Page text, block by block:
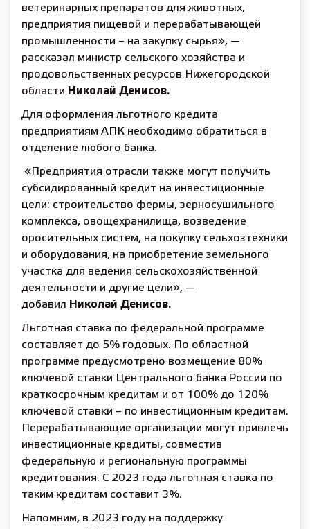
ветеринарных препаратов для животных,
предприятия пищевой и перерабатывающей
промышленности – на закупку сырья», —
рассказал министр сельского хозяйства и
продовольственных ресурсов Нижегородской
области Николай Денисов.
Для оформления льготного кредита
предприятиям АПК необходимо обратиться в
отделение любого банка.
«Предприятия отрасли также могут получить
субсидированный кредит на инвестиционные
цели: строительство фермы, зерносушильного
комплекса, овощехранилища, возведение
оросительных систем, на покупку сельхозтехники
и оборудования, на приобретение земельного
участка для ведения сельскохозяйственной
деятельности и другие цели», —
добавил Николай Денисов.
Льготная ставка по федеральной программе
составляет до 5% годовых. По областной
программе предусмотрено возмещение 80%
ключевой ставки Центрального банка России по
краткосрочным кредитам и от 100% до 120%
ключевой ставки – по инвестиционным кредитам.
Перерабатывающие организации могут привлечь
инвестиционные кредиты, совместив
федеральную и региональную программы
кредитования. С 2023 года льготная ставка по
таким кредитам составит 3%.
Напомним, в 2023 году на поддержку